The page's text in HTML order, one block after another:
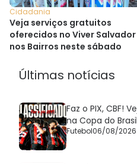
Cidadania
Veja serviços gratuitos
oferecidos no Viver Salvador
nos Bairros neste sábado
Últimas notícias
Faz o PIX, CBF!
na Copa do
Futebol06/08/2026